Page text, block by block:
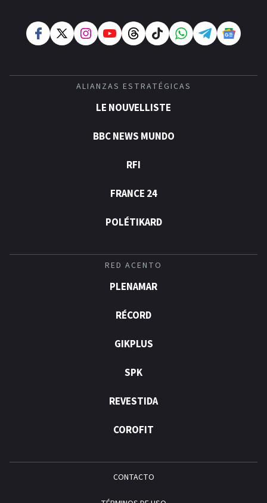
ALIANZAS ESTRATÉGICAS
LE NOUVELLISTE
BBC NEWS MUNDO
RFI
FRANCE 24
POLÉTIKARD
RED ACENTO
PLENAMAR
RÉCORD
GIKPLUS
SPK
REVESTIDA
COROFIT
CONTACTO